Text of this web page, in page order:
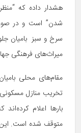
هشدار داده که
شدن” است و در
سرخ و سبز بامیان
میراث‌های فرهنگی
مقام‌های محلی
تخریب منازل مسکونی
بارها اعلام
متوقف شده است. این